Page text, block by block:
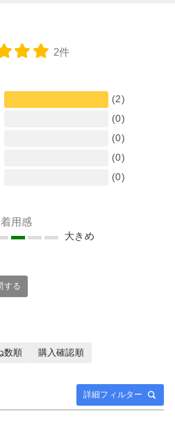
2件
(2)
(0)
(0)
(0)
(0)
着用感
大きめ
する
詳細フィルター
数順
購入確認順